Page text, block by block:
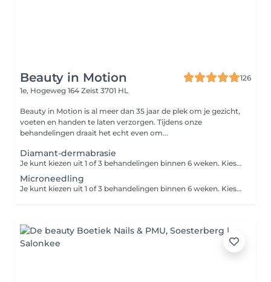
Beauty in Motion
126
1e, Hogeweg 164 Zeist 3701 HL
Beauty in Motion is al meer dan 35 jaar de plek om je gezicht,
voeten en handen te laten verzorgen. Tijdens onze
behandelingen draait het echt even om...
Diamant-dermabrasie
Je kunt kiezen uit 1 of 3 behandelingen binnen 6 weken. Kies je voor de kuur van 3 behandelingen? Je boekt dan via Treatwell de eerste behandeling. De vervolgafspraken maak je in de salon. Door middel van de diamanten slijpkoppen wordt het bovenste laagje van je huid 'afgeschaafd', waardoor het celvernieuwingsproces wordt bevorderd. Deze peelingbehandeling is geschikt bij grove poriën, rimpels, pigmentvlekken en acne-littekens, ook wanneer deze er al langer zitten.
Microneedling
Je kunt kiezen uit 1 of 3 behandelingen binnen 6 weken. Kies je voor de kuur van 3 behandelingen? Inclusief ontsmetting en medisch serum. Let op: de aangegeven prijs is de prijs per zone. Bij microneedling worden er piepkleine kanaaltjes in de huid gemaakt door middel van naaldjes. Het zelfgenezend vermogen van de huid wordt aangewakkerd, waardoor er celvernieuwing plaatsvindt. Fijne lijntjes en rimpels vervagen hierdoor. Deze zones kunnen zeer goed worden behandeld: - Zone rondom de mond - Neus-lippenplooi - Fijne lijntjes bij het wanggebied